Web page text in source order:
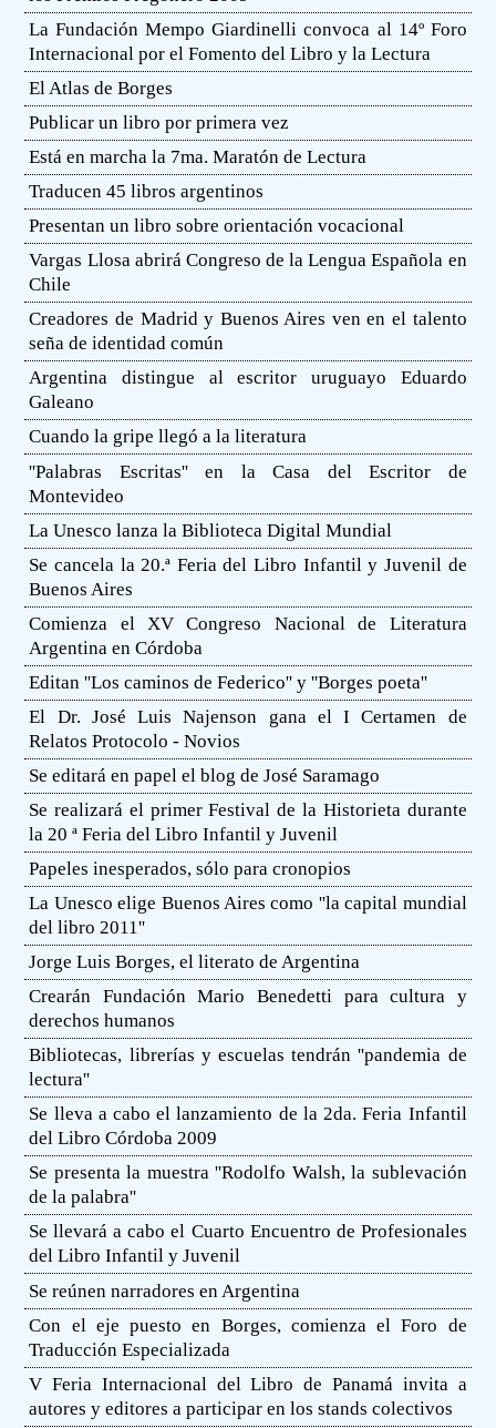
La Fundación Mempo Giardinelli convoca al 14º Foro
Internacional por el Fomento del Libro y la Lectura
El Atlas de Borges
Publicar un libro por primera vez
Está en marcha la 7ma. Maratón de Lectura
Traducen 45 libros argentinos
Presentan un libro sobre orientación vocacional
Vargas Llosa abrirá Congreso de la Lengua Española en
Chile
Creadores de Madrid y Buenos Aires ven en el talento
seña de identidad común
Argentina distingue al escritor uruguayo Eduardo
Galeano
Cuando la gripe llegó a la literatura
''Palabras Escritas'' en la Casa del Escritor de
Montevideo
La Unesco lanza la Biblioteca Digital Mundial
Se cancela la 20.ª Feria del Libro Infantil y Juvenil de
Buenos Aires
Comienza el XV Congreso Nacional de Literatura
Argentina en Córdoba
Editan ''Los caminos de Federico'' y ''Borges poeta''
El Dr. José Luis Najenson gana el I Certamen de
Relatos Protocolo - Novios
Se editará en papel el blog de José Saramago
Se realizará el primer Festival de la Historieta durante
la 20 ª Feria del Libro Infantil y Juvenil
Papeles inesperados, sólo para cronopios
La Unesco elige Buenos Aires como ''la capital mundial
del libro 2011''
Jorge Luis Borges, el literato de Argentina
Crearán Fundación Mario Benedetti para cultura y
derechos humanos
Bibliotecas, librerías y escuelas tendrán ''pandemia de
lectura''
Se lleva a cabo el lanzamiento de la 2da. Feria Infantil
del Libro Córdoba 2009
Se presenta la muestra ''Rodolfo Walsh, la sublevación
de la palabra''
Se llevará a cabo el Cuarto Encuentro de Profesionales
del Libro Infantil y Juvenil
Se reúnen narradores en Argentina
Con el eje puesto en Borges, comienza el Foro de
Traducción Especializada
V Feria Internacional del Libro de Panamá invita a
autores y editores a participar en los stands colectivos